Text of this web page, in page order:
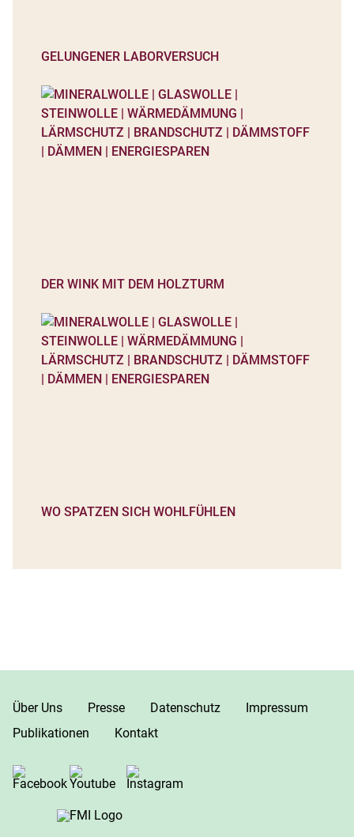
GELUNGENER LABORVERSUCH
DER WINK MIT DEM HOLZTURM
WO SPATZEN SICH WOHLFÜHLEN
Über Uns Presse Datenschutz
Impressum
Publikationen
Kontakt